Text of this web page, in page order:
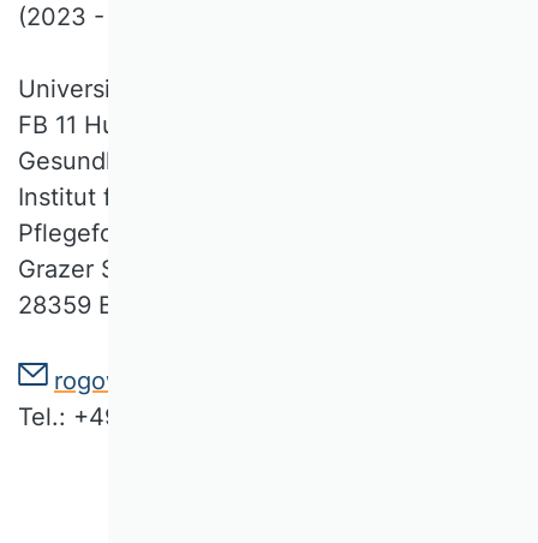
(2023 - aktuell)
Universität Bremen
FB 11 Human- und
Gesundheitswissenschaften
Institut für Public Health und
Pflegeforschung
Grazer Straße 2a
28359 Bremen
rogowski@ipp.uni-bremen.de
Tel.: +49 421 218 68835